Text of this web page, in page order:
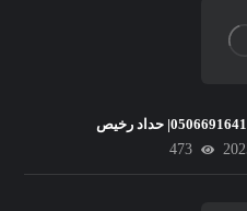
473